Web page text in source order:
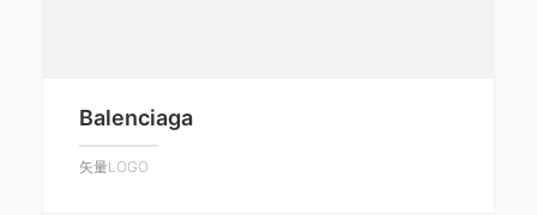
Balenciaga
矢量LOGO